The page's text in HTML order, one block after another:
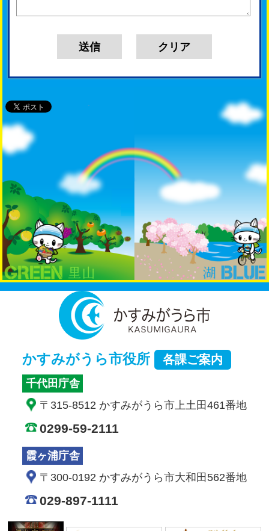
かすみがうら市役所 各課ご案内
千代田庁舎
〒315-8512 かすみがうら市上土田461番地
0299-59-2111
霞ヶ浦庁舎
〒300-0192 かすみがうら市大和田562番地
029-897-1111